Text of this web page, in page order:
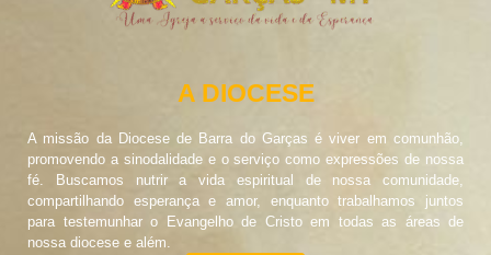
A DIOCESE
A missão da Diocese de Barra do Garças é viver em comunhão,
promovendo a sinodalidade e o serviço como expressões de nossa
fé. Buscamos nutrir a vida espiritual de nossa comunidade,
compartilhando esperança e amor, enquanto trabalhamos juntos
para testemunhar o Evangelho de Cristo em todas as áreas de
nossa diocese e além.